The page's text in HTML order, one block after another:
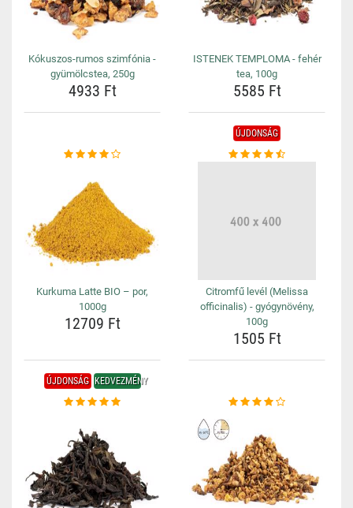
Kókuszos-rumos szimfónia -
gyümölcstea, 250g
4933 Ft
ISTENEK TEMPLOMA - fehér
tea, 100g
5585 Ft
Kurkuma Latte BIO – por,
1000g
12709 Ft
ÚJDONSÁG
Citromfű levél (Melissa
officinalis) - gyógynövény,
100g
1505 Ft
ÚJDONSÁG KEDVEZMÉNY